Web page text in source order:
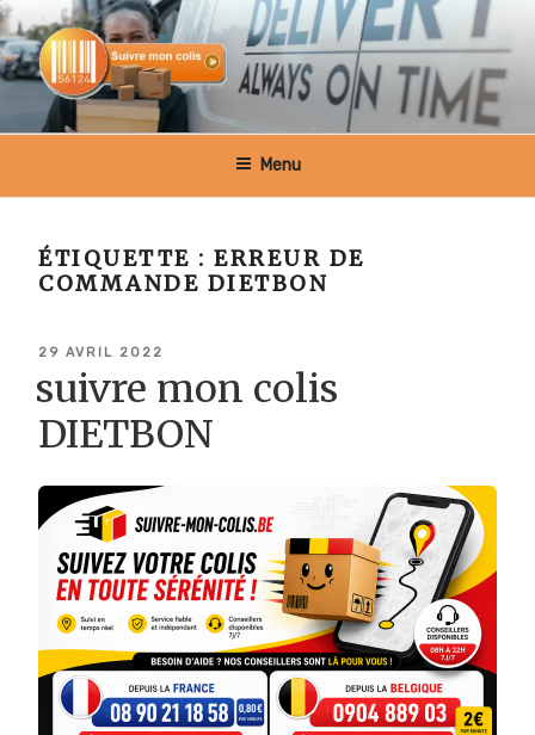
Aller
au
contenu
principal
SUIVRE MON COLIS BELGIQUE
Menu
ÉTIQUETTE :ERREUR DE
COMMANDE DIETBON
PUBLIÉ
29 AVRIL 2022
suivre mon colis
DIETBON